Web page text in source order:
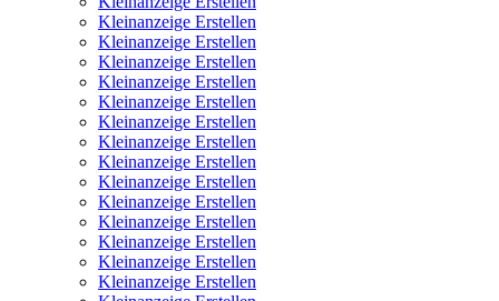
Kleinanzeige Erstellen
Kleinanzeige Erstellen
Kleinanzeige Erstellen
Kleinanzeige Erstellen
Kleinanzeige Erstellen
Kleinanzeige Erstellen
Kleinanzeige Erstellen
Kleinanzeige Erstellen
Kleinanzeige Erstellen
Kleinanzeige Erstellen
Kleinanzeige Erstellen
Kleinanzeige Erstellen
Kleinanzeige Erstellen
Kleinanzeige Erstellen